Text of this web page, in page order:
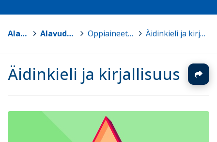
Alavus Alavuden lukio > Oppiaineet ja kurssit Äidinkieli ja kirjallisuus
Äidinkieli ja kirjallisuus